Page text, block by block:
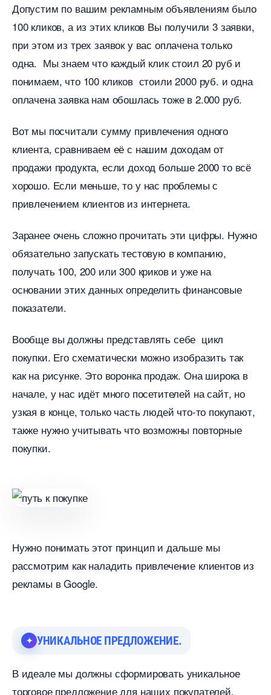
Допустим по вашим рекламным объявлениям было
100 кликов, а из этих кликов Вы получили 3 заявки,
при этом из трех заявок у вас оплачена только
одна. Мы знаем что каждый клик стоил 20 руб и
понимаем, что 100 кликов стоили 2000 руб. и одна
оплачена заявка нам обошлась тоже в 2.000 руб.
от мы посчитали сумму привлечения одного
клиента, сравниваем её с нашим доходам от
продажи продукта, если доход больше 2000 то всё
хорошо. Если меньше, то у нас проблемы с
привлечением клиентов из интернета.
Заранее очень сложно прочитать эти цифры. Нужно
обязательно запускать тестовую в компанию,
получать 100, 200 или 300 криков и уже на
основании этих данных определить финансовые
показатели.
ообще вы должны представлять себе цикл
покупки. Его схематически можно изобразить так
как на рисунке. Это воронка продаж. Она широка
начале, у нас идёт много посетителей на сайт, но
узкая в конце, только часть людей что-то покупают,
также нужно учитывать что возможны повторные
покупки.
Нужно понимать этот принцип и дальше мы
рассмотрим как наладить привлечение клиентов из
рекламы в Google.
УНИКАЛЬНОЕ ПРЕДЛОЖЕНИЕ.
идеале мы должны сформировать уникальное
торговое предложение для наших покупателей.